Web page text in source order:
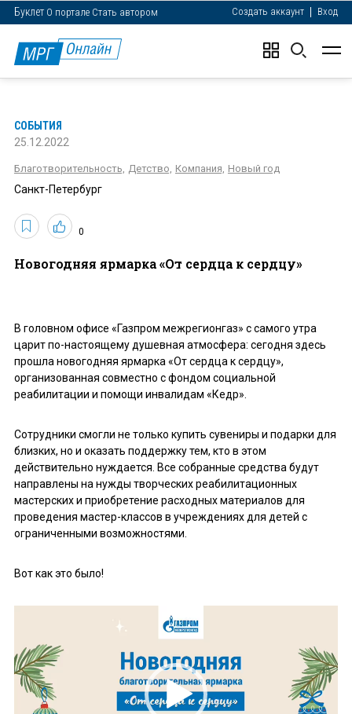
Создать аккаунт Вход
Буклет О портале Стать автором
СОБЫТИЯ
25.12.2022
Благотворительность, Детство, Компания, Новый год
Санкт-Петербург
0
Новогодняя ярмарка «От сердца к сердцу»
В головном офисе «Газпром межрегионгаз» с самого утра
царит по-настоящему душевная атмосфера: сегодня здесь
прошла новогодняя ярмарка «От сердца к сердцу»,
организованная совместно с фондом социальной
реабилитации и помощи инвалидам «Кедр».
Сотрудники смогли не только купить сувениры и подарки для
близких, но и оказать поддержку тем, кто в этом
действительно нуждается. Все собранные средства будут
направлены на нужды творческих реабилитационных
мастерских и приобретение расходных материалов для
проведения мастер-классов в учреждениях для детей с
ограниченными возможностями.
Вот как это было!